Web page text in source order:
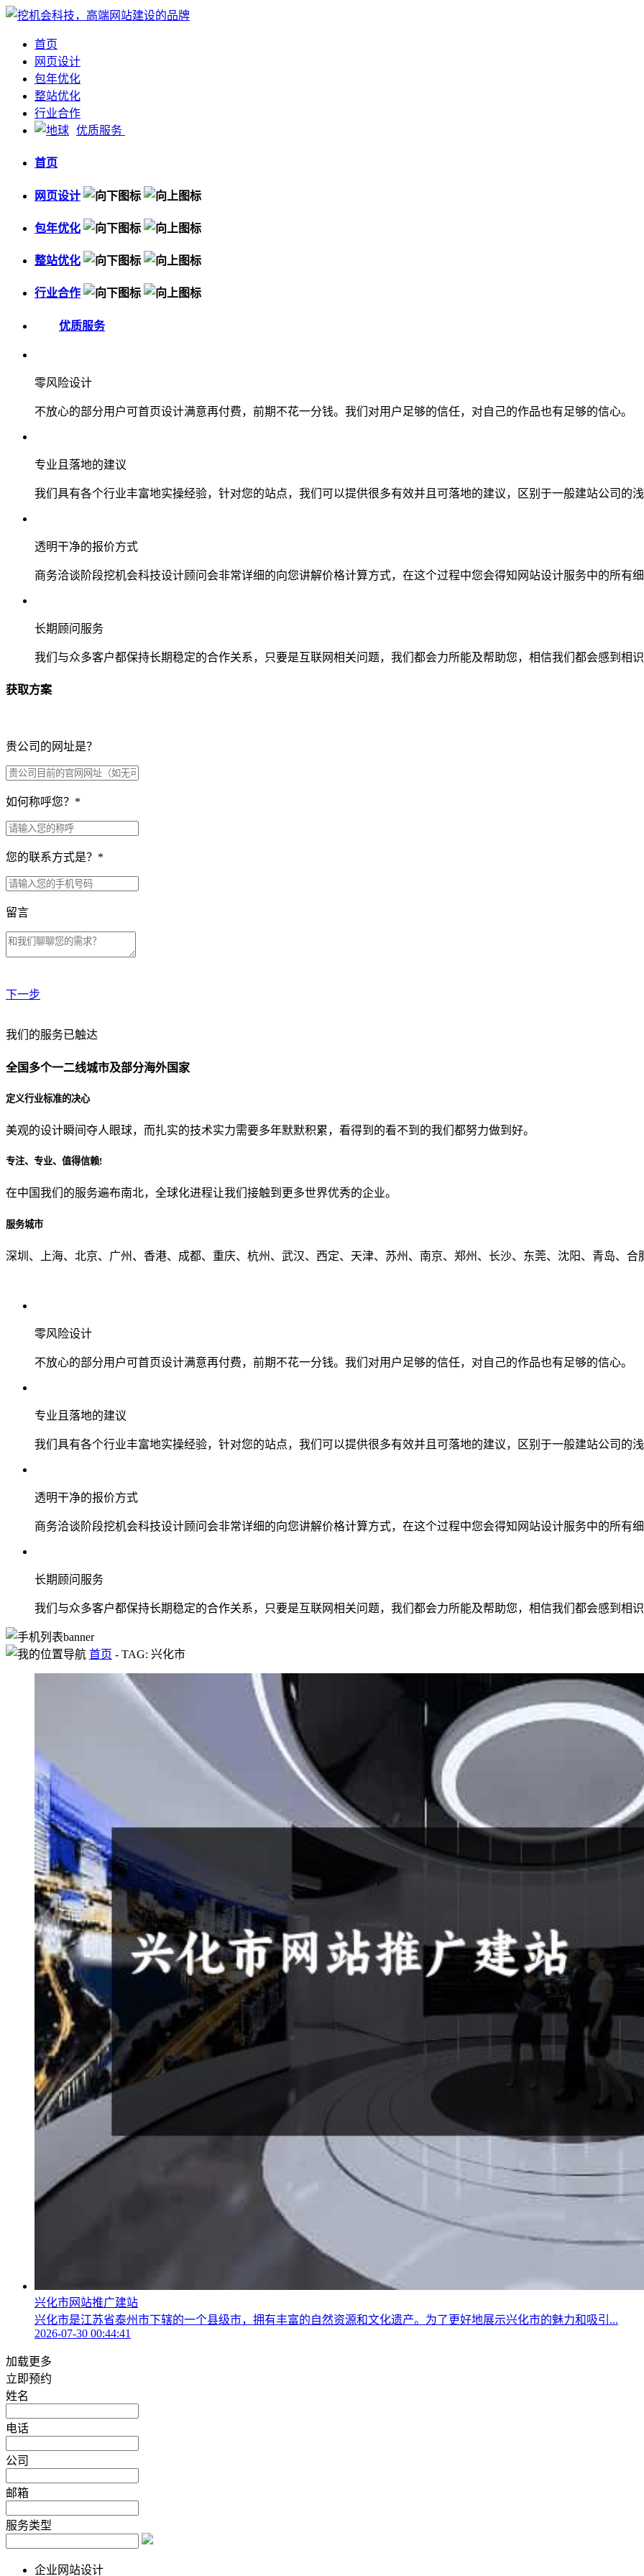
首页
网页设计
包年优化
整站优化
行业合作
优质服务
首页
网页设计
包年优化
整站优化
行业合作
优质服务
零风险设计
不放心的部分用户可首页设计满意再付费，前期不花一分钱。我们对用户足够的信任，对自己的作品也有足够的信心。
专业且落地的建议
我们具有各个行业丰富地实操经验，针对您的站点，我们可以提供很多有效并且可落地的建议，区别于一般建站公司的
透明干净的报价方式
商务洽谈阶段挖机会科技设计顾问会非常详细的向您讲解价格计算方式，在这个过程中您会得知网站设计服务中的所有
长期顾问服务
我们与众多客户都保持长期稳定的合作关系，只要是互联网相关问题，我们都会力所能及帮助您，相信我们都会感到相
获取方案
贵公司的网址是？
如何称呼您？ *
您的联系方式是？ *
留言
下一步
贵公司预算范围是？
贵公司的团队规模是？
从哪里了解到我们？
我们的服务已触达
全国多个一二线城市及部分海外国家
定义行业标准的决心
美观的设计瞬间夺人眼球，而扎实的技术实力需要多年默默积累，看得到的看不到的我们都努力做到好。
专注、专业、值得信赖!
在中国我们的服务遍布南北，全球化进程让我们接触到更多世界优秀的企业。
服务城市
深圳、上海、北京、广州、香港、成都、重庆、杭州、武汉、西定、天津、苏州、南京、郑州、长沙、东莞、沈阳、青岛、合
零风险设计
不放心的部分用户可首页设计满意再付费，前期不花一分钱。我们对用户足够的信任，对自己的作品也有足够的信心。
专业且落地的建议
我们具有各个行业丰富地实操经验，针对您的站点，我们可以提供很多有效并且可落地的建议，区别于一般建站公司的
透明干净的报价方式
商务洽谈阶段挖机会科技设计顾问会非常详细的向您讲解价格计算方式，在这个过程中您会得知网站设计服务中的所有
长期顾问服务
我们与众多客户都保持长期稳定的合作关系，只要是互联网相关问题，我们都会力所能及帮助您，相信我们都会感到相
首页 - TAG: 兴化市
兴化市网站推广建站
兴化市是江苏省泰州市下辖的一个县级市，拥有丰富的自然资源和文化遗产。为了更好地展示兴化市的魅力和吸引...
2026-07-30 00:44:41
加载更多
立即预约
姓名
电话
公司
邮箱
服务类型
企业网站设计